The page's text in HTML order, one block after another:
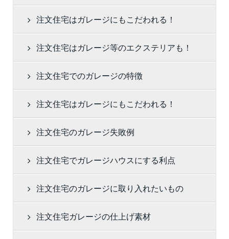
注文住宅はガレージにもこだわれる！
注文住宅はガレージ等のエクステリアも！
注文住宅でのガレージの特徴
注文住宅はガレージにもこだわれる！
注文住宅のガレージ失敗例
注文住宅でガレージハウスにする利点
注文住宅のガレージに取り入れたいもの
注文住宅ガレージの仕上げ素材